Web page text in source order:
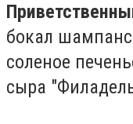
бокал
соленое
сыра